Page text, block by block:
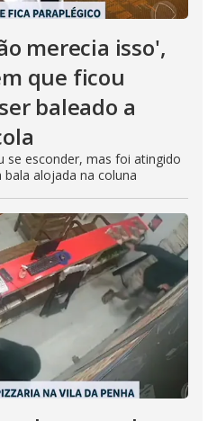
merecia isso',
que ficou
baleado a
se esconder, mas foi atingido
alojada na coluna